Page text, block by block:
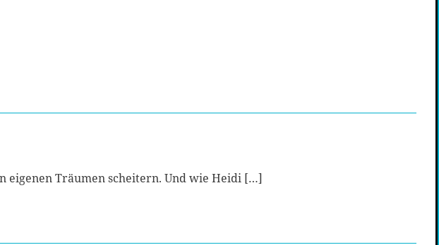
eigenen Träumen scheitern. Und wie Heidi […]